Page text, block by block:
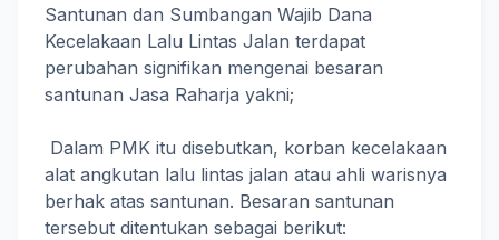
Santunan dan Sumbangan Wajib Dana
Kecelakaan Lalu Lintas Jalan terdapat
perubahan signifikan mengenai besaran
santunan Jasa Raharja yakni;
Dalam PMK itu disebutkan, korban kecelakaan
alat angkutan lalu lintas jalan atau ahli warisnya
berhak atas santunan. Besaran santunan
tersebut ditentukan sebagai berikut: